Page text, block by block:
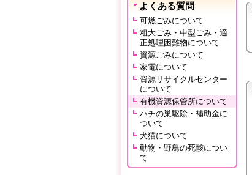
よくある質問
可燃ごみについて
粗大ごみ・中型ごみ・適
正処理困難物について
資源ごみについて
家電について
資源リサイクルセンター
について
有機資源保管所について
ハチの巣駆除・補助金に
ついて
犬猫について
動物・野鳥の死骸につい
て